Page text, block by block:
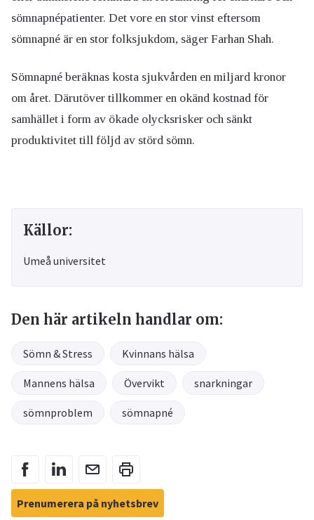
sömnapnépatienter. Det vore en stor vinst eftersom
sömnapné är en stor folksjukdom, säger Farhan Shah.
Sömnapné beräknas kosta sjukvården en miljard kronor
om året. Därutöver tillkommer en okänd kostnad för
samhället i form av ökade olycksrisker och sänkt
produktivitet till följd av störd sömn.
Källor:
Umeå universitet
Den här artikeln handlar om:
Sömn & Stress Kvinnans hälsa
Mannens hälsa Övervikt snarkningar
sömnproblem sömnapné
Prenumerera på nyhetsbrev